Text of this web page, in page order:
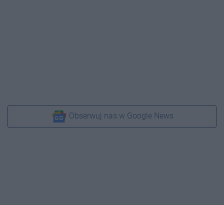
Obserwuj nas w Google News